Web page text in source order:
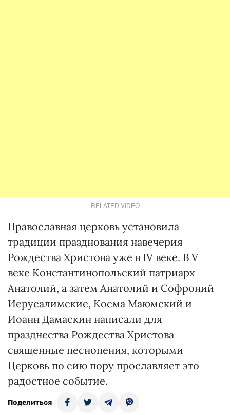
RELATED VIDEO
Православная церковь установила
традиции празднования навечерия
Рождества Христова уже в IV веке. В V
веке Константинопольский патриарх
Анатолий, а затем Анатолий и Софроний
Иерусалимские, Косма Маюмский и
Иоанн Дамаскин написали для
празднества Рождества Христова
священные песнопения, которыми
Церковь по сию пору прославляет это
радостное событие.
Поделиться